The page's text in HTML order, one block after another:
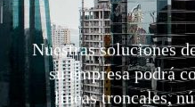
Nuestras soluciones
su empresa podrá
líneas troncales,